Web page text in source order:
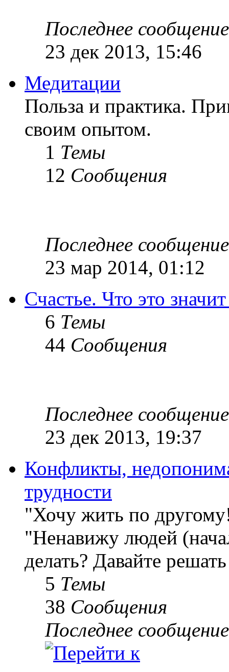
Последнее сообщение
23 дек 2013, 15:46
Медитации
Польза и практика.
своим опытом.
1 Темы
12 Сообщения
Последнее сообщение
23 мар 2014, 01:12
Счастье. Что это
6 Темы
44 Сообщения
Последнее сообщение
23 дек 2013, 19:37
Конфликты,
трудности
"Хочу жить по
"Ненавижу людей
делать? Давайте
5 Темы
38 Сообщения
Последнее сообщение